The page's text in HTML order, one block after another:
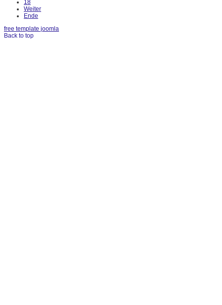
18
Weiter
Ende
free template joomla
Back to top